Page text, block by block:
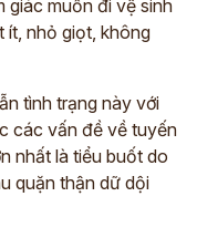
giác muốn đi vệ sinh
ít, nhỏ giọt, không
tình trạng này với
các vấn đề về tuyến
nhất là tiểu buốt do
quặn thận dữ dội